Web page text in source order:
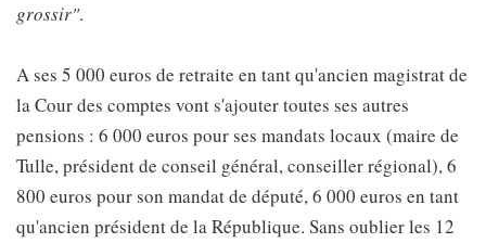
grossir".
A ses 5 000 euros de retraite en tant qu'ancien magistrat de
la Cour des comptes vont s'ajouter toutes ses autres
pensions : 6 000 euros pour ses mandats locaux (maire de
Tulle, président de conseil général, conseiller régional), 6
800 euros pour son mandat de député, 6 000 euros en tant
qu'ancien président de la République. Sans oublier les 12